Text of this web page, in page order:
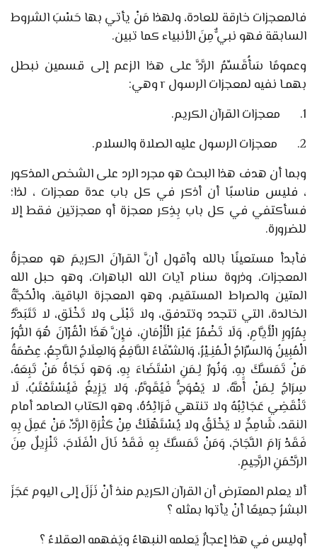
فالمعجزات خارقة للعادة، ولهذا مَنْ يأتي بها حَسْبَ الشروط
السابقة فهو نبيٌّ مِنَ الأنبياء كما تبين.
وعمومًا سَأُقَسِّمُ الرَّدَّ على هذا الزعم إلى قسمين نبطل
بهمـا نفيه لمعجزات الرسولrوهي:
1.
معجزات القرآن الكريم.
2.
معجزات الرسول عليه الصلاة والسلام.
وبما أن هدف هذا البحث هو مجرد الرد على الشخص المذكور
، فليس مناسبًا أن أذكر في كل باب عدة معجزات ، لذا؛
فسأكتفي في كل باب بِذِكر معجزة أو معجزتين فقط إلا
للضرورة.
فأبدأ مستعينًا بالله وأقول أنَّ القرآنَ الكريمَ هو معجزةُ
المعجزات، وذروة سنام آيات الله الباهرات، وهو حبل الله
المتين والصراط المستقيم، وهو المعجزة الباقية، والْحُجَّةُ
الخالدة، التي تتجدد وتتدفق، ولا تَبْلَى ولا تَخْلَق، لا تَتَبَدَّدُ
بِمُرُورِ الْأَيَّامِ، وَلَا تَضْمُرُ عَبْرَ الْأَزْمَانِ، فإِنَّ هَذَا الْقُرْآنَ هُوَ النُّورُ
الْمُبِينُ وَالسِّرَاجُ الْـمُنِـيْرُ، وَالشِّفَاءُ النَّافِعُ وَالعِلَاجُ النَّاجِعُ، عِصْمَةُ
مَنْ تَمَسَّكَ بِهِ، وَنُورٌ لِـمَنِ اسْتَضَاءَ بِهِ، وَهو نَجَاةُ مَنْ تَبِعَهُ،
سِرَاجُ لِـمَنْ أَمَّهُ، لا يَعْوَجُّ فَيُقَوَّمُ، وَلا يَزِيغُ فَيُسْتَعْتَبُ، لَا
تَنْقَضِي عَجَائِبُهُ ولا تنتهي فَرَائِدُهُ، وهو الكتاب الصامد أمام
النقد، شَامِخٌ لا يَخْلَقُ ولا يُسْتَهْلَكُ مِنْ كَثْرَةِ الرَّدِّ، مَنْ عَمِلَ بِهِ
فَقَدْ رَامَ النَّجَاحَ، وَمَنْ تَمَسَّكَ بِهِ فَقَدْ نَالَ الْفَلَاحَ، تَنْزِيلٌ مِنَ
الرَّحْمَنِ الرَّحِيمِ.
ألا يعلم المعترض أن القرآن الكريم منذ أنْ نَزَلَ إلى اليوم عَجَزَ
البشرُ جميعًا أنْ يأتوا بمثله ؟
أوليس في هذا إعجازٌ يَعلمه النبهاءُ ويَفهمه العقلاءُ ؟